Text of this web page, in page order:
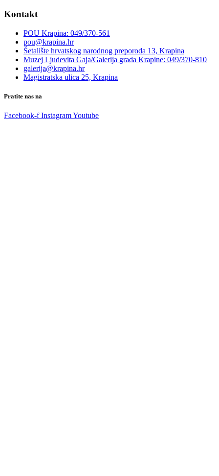
Kontakt
POU Krapina: 049/370-561
pou@krapina.hr
Šetalište hrvatskog narodnog preporoda 13, Krapina
Muzej Ljudevita Gaja/Galerija grada Krapine: 049/370-810
galerija@krapina.hr
Magistratska ulica 25, Krapina
Pratite nas na
Facebook-f InstagramYoutube